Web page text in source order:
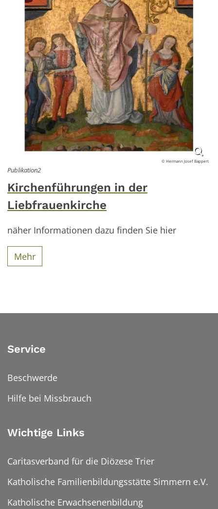
© Hermann Josef Bappert
Publikation2
Kirchenführungen in der
Liebfrauenkirche
näher Informationen dazu finden Sie hier
Mehr
Service
Beschwerde
Hilfe bei Missbrauch
Wichtige Links
Caritasverband für die Diözese Trier
Katholische Familienbildungsstätte Simmern e.V.
Katholische Erwachsenenbildung